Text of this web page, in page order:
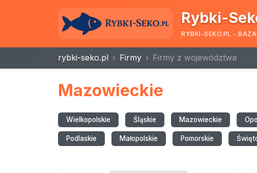
Rybki-
RYBKI-SEKO.PL -
rybki-seko.pl Firmy Firmy z województwa
Mazowieckie
Wielkopolskie Śląskie Mazowieckie
Podlaskie Małopolskie Pomorskie